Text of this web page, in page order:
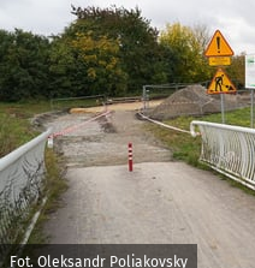
Fot. Oleksandr Poliakovsky